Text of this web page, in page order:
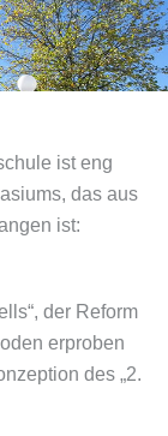
ist eng
das aus
ist:
der Reform
erproben
des „2.